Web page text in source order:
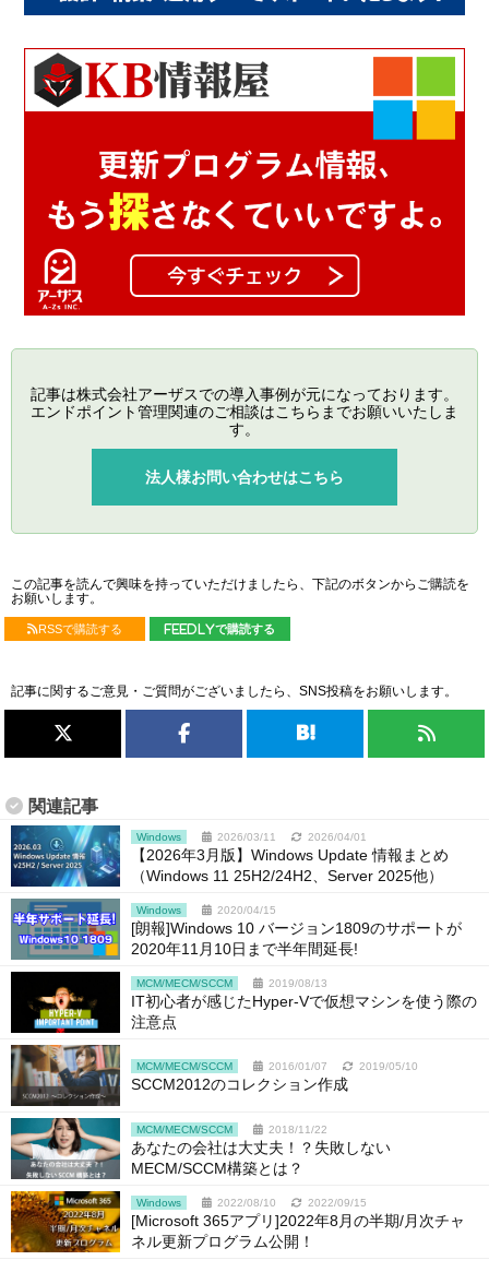
記事は株式会社アーザスでの導入事例が元になっております。
エンドポイント管理関連のご相談はこちらまでお願いいたしま
す。
法人様お問い合わせはこちら
この記事を読んで興味を持っていただけましたら、下記のボタンからご購読を
お願いします。
RSSで購読する feedlyで購読する
記事に関するご意見・ご質問がございましたら、SNS投稿をお願いします。
関連記事
Windows 2026/03/11 2026/04/01
【2026年3月版】Windows Update 情報まとめ
（Windows 11 25H2/24H2、Server 2025他）
Windows 2020/04/15
[朗報]Windows 10 バージョン1809のサポートが
2020年11月10日まで半年間延長!
MCM/MECM/SCCM 2019/08/13
IT初心者が感じたHyper-Vで仮想マシンを使う際の
注意点
MCM/MECM/SCCM 2016/01/07 2019/05/10
SCCM2012のコレクション作成
MCM/MECM/SCCM 2018/11/22
あなたの会社は大丈夫！？失敗しない
MECM/SCCM構築とは？
Windows 2022/08/10 2022/09/15
[Microsoft 365アプリ]2022年8月の半期/月次チャ
ネル更新プログラム公開！